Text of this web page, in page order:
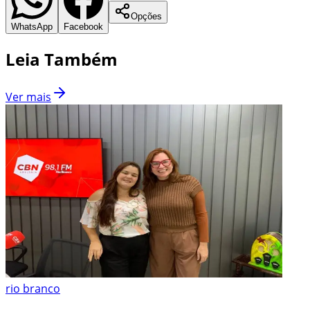
WhatsApp Facebook
Opções
Leia Também
Ver mais
rio branco